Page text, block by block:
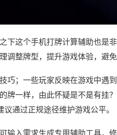
下这个手机打牌计算辅助也是
调整牌型，提升游戏体验，避
巧；一些玩家反映在游戏中遇
牌一样，由此怀疑是不是有挂
通过正规途径维护游戏公平。
输入需求生成专用辅助工具，